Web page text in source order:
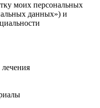
моих персональных
данных») и